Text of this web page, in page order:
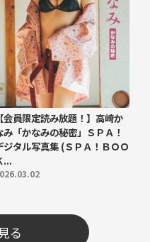
【会員限定読み放題！】高崎か
み「かなみの秘密」ＳＰＡ！
ジタル写真集 (ＳＰＡ！ＢＯＯ
...
る